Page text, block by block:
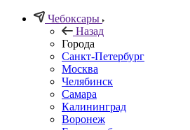
Чебоксары
Назад
Города
Санкт-Петербург
Москва
Челябинск
Самара
Калининград
Воронеж